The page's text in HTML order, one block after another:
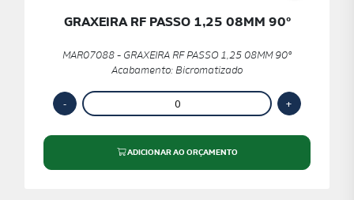
GRAXEIRA RF PASSO 1,25 08MM 90º
MAR07088 - GRAXEIRA RF PASSO 1,25 08MM 90º
Acabamento: Bicromatizado
ADICIONAR AO ORÇAMENTO